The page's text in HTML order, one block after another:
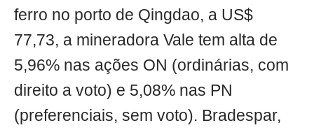
ferro no porto de Qingdao, a US$
77,73, a mineradora Vale tem alta de
5,96% nas ações ON (ordinárias, com
direito a voto) e 5,08% nas PN
(preferenciais, sem voto). Bradespar,